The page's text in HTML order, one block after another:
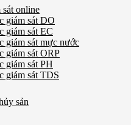
online
giám sát DO
giám sát EC
giám sát mực nước
giám sát ORP
giám sát PH
giám sát TDS
sản